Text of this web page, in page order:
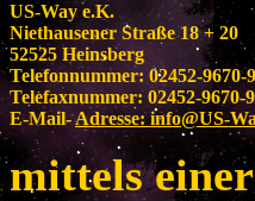
US-Way e.K.
Niethausener Straße 18 + 20
52525 Heinsberg
Telefonnummer: 02452-9670-
Telefaxnummer: 02452-9670-
E-Mail-Adresse:info@US-
mittels